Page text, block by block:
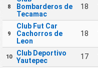
8
Bombarderos de
Tecamac
18
9
Club Fut Car
Cachorros de
Leon
18
10
Club Deportivo
Yautepec
17